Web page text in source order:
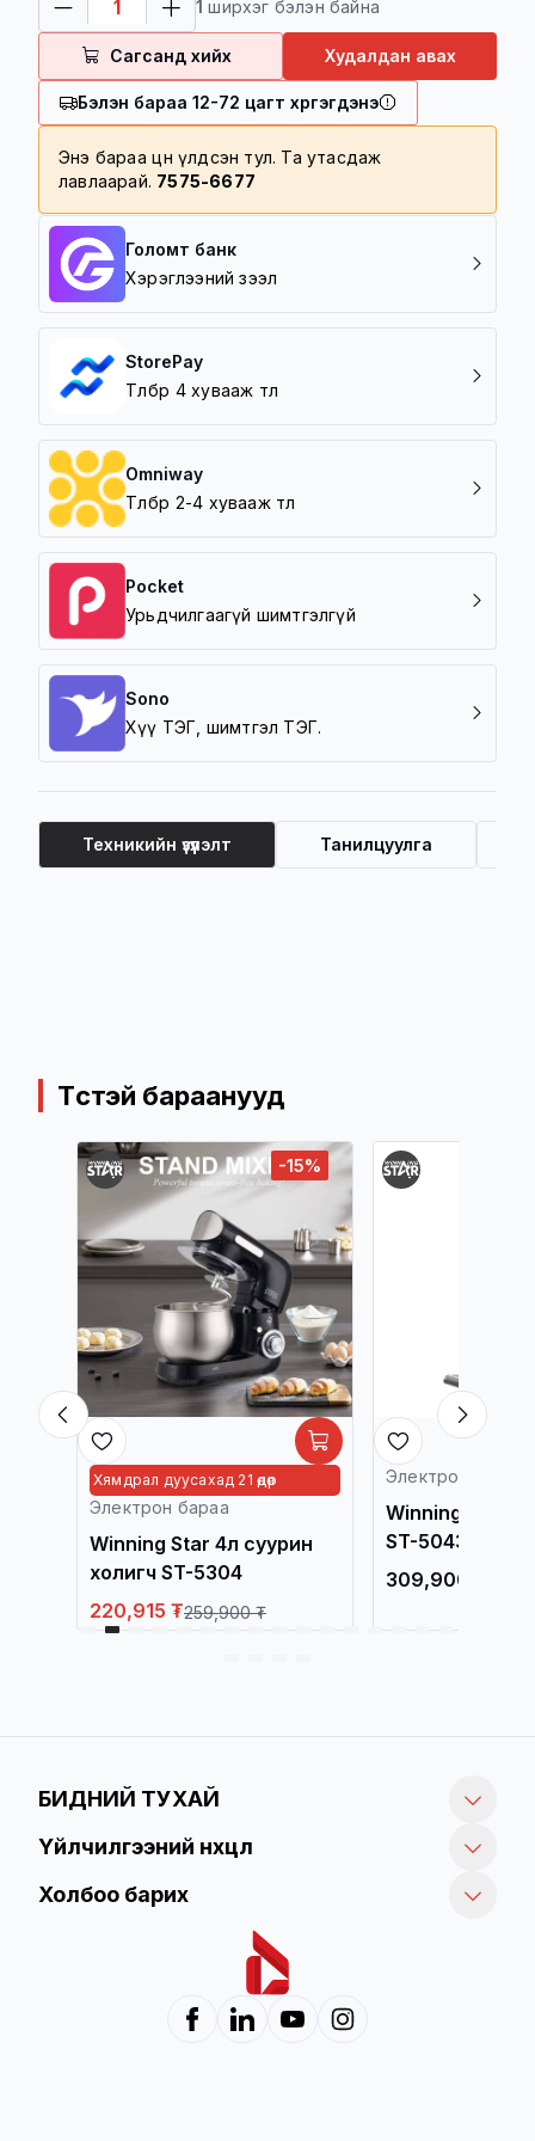
1 ширхэг бэлэн байна
Сагсанд хийх Худалдан авах
Бэлэн бараа 12-72 цагт хүргэгдэнэ
үнийн дүнтэй барааг үнэгүй хүргэнэ
100,000 төгрөг дотор үнийн дүнтэй
барааг 5000 төгрөгөөр хүргэнэ
Хүргэлтийн бүс
Баруун зүг /5 шар/
Зүүн зүг /Амгалан/
Урд зүг /Зайсан, Архивын ерөнхий
газар/
Хойд зүг / 7 Буудал/
Энэ бараа цөөн үлдсэн тул. Та утасдаж
лавлаарай. 7575-6677
Голомт банк
Хэрэглээний зээл
StorePay
Төлбөрөө 4 хувааж төл
Omniway
Төлбөрөө 2-4 хувааж төл
Pocket
Урьдчилгаагүй шимтгэлгүй
Sono
Хүү ТЭГ, шимтгэл ТЭГ.
Техникийн үзүүлэлт Танилцуулга
Төстэй бараанууд
-15%
Хямдрал дуусахад 21 өдөр
Электрон бараа
Winning Star 4л суурин
холигч ST-5304
220,915 ₮259,900 ₮
Электрон бараа
Winning Star
ST-5043
309,900 ₮
БИДНИЙ ТУХАЙ
Үйлчилгээний нөхцөл
Холбоо барих